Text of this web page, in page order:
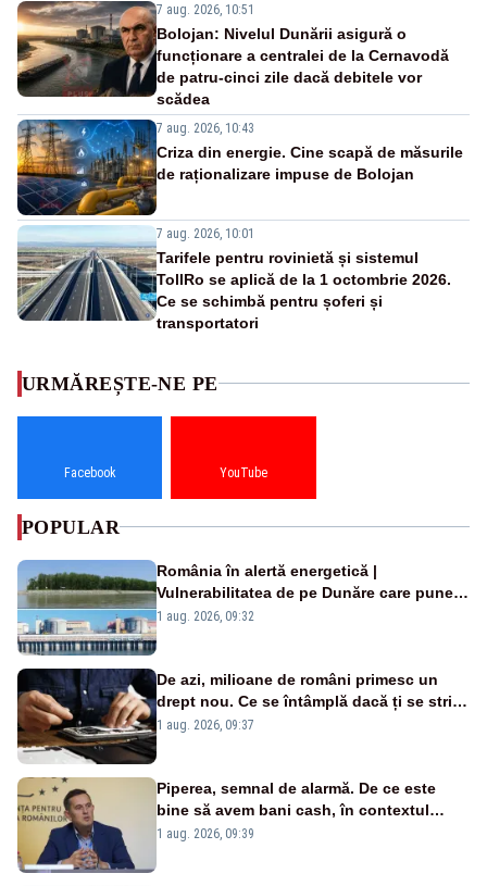
7 aug. 2026, 10:51
Bolojan: Nivelul Dunării asigură o
funcționare a centralei de la Cernavodă
de patru-cinci zile dacă debitele vor
scădea
7 aug. 2026, 10:43
Criza din energie. Cine scapă de măsurile
de raționalizare impuse de Bolojan
7 aug. 2026, 10:01
Tarifele pentru rovinietă și sistemul
TollRo se aplică de la 1 octombrie 2026.
Ce se schimbă pentru șoferi și
transportatori
URMĂREȘTE-NE PE
Facebook YouTube
POPULAR
România în alertă energetică |
Vulnerabilitatea de pe Dunăre care pune
în pericol Centrala Cernavodă era
1 aug. 2026, 09:32
De azi, milioane de români primesc un
drept nou. Ce se întâmplă dacă ți se strică
un produs
1 aug. 2026, 09:37
Piperea, semnal de alarmă. De ce este
bine să avem bani cash, în contextul
alertei energetice?
1 aug. 2026, 09:39